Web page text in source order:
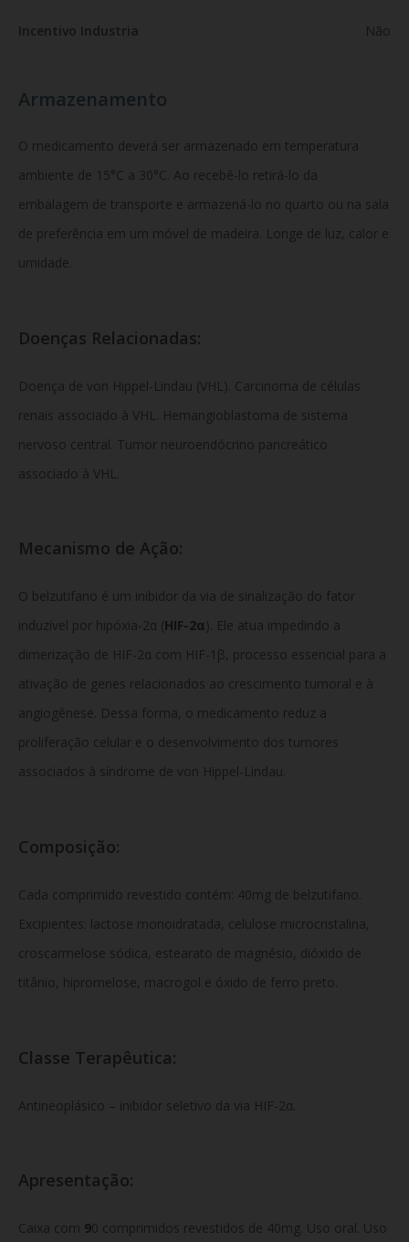
Incentivo Industria Não
Armazenamento
O medicamento deverá ser armazenado em temperatura
ambiente de 15°C a 30°C. Ao recebê-lo retirá-lo da
embalagem de transporte e armazená-lo no quarto ou na sala
de preferência em um móvel de madeira. Longe de luz, calor e
umidade.
Doenças Relacionadas:
Doença de von Hippel-Lindau (VHL). Carcinoma de células
renais associado à VHL. Hemangioblastoma de sistema
nervoso central. Tumor neuroendócrino pancreático
associado à VHL.
Mecanismo de Ação:
O belzutifano é um inibidor da via de sinalização do fator
induzível por hipóxia-2α (HIF-2α ). Ele atua impedindo a
dimerização de HIF-2α com HIF-1β, processo essencial para a
ativação de genes relacionados ao crescimento tumoral e à
angiogênese. Dessa forma, o medicamento reduz a
proliferação celular e o desenvolvimento dos tumores
associados à síndrome de von Hippel-Lindau.
Composição:
Cada comprimido revestido contém: 40mg de belzutifano.
Excipientes: lactose monoidratada, celulose microcristalina,
croscarmelose sódica, estearato de magnésio, dióxido de
titânio, hipromelose, macrogol e óxido de ferro preto.
Classe Terapêutica:
Antineoplásico – inibidor seletivo da via HIF-2α.
Apresentação:
Caixa com 90 comprimidos revestidos de 40mg. Uso oral. Uso